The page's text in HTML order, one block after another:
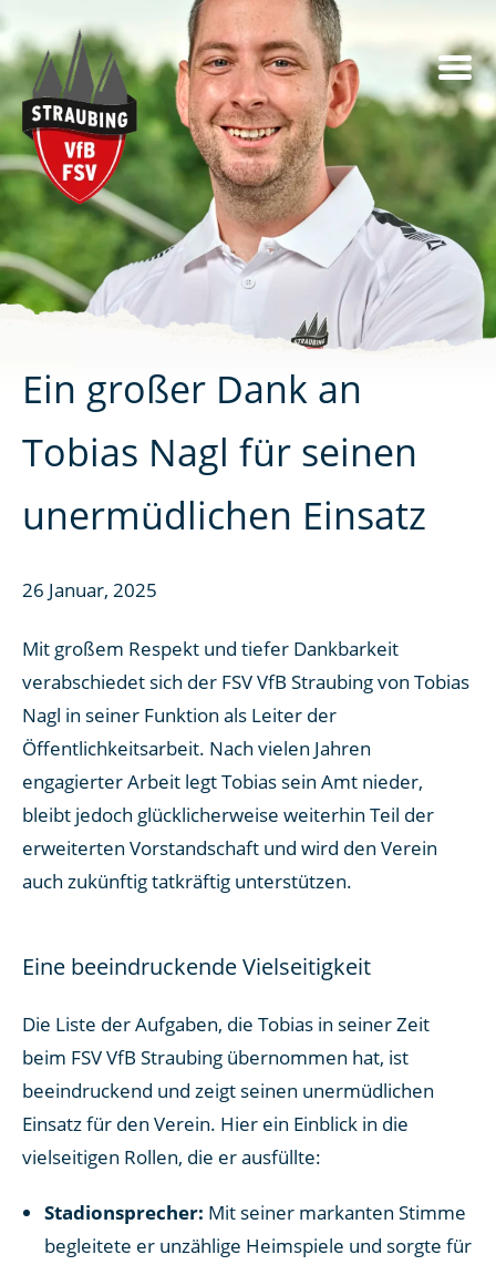
Skip
to
content
Ein großer Dank an
Tobias Nagl für seinen
unermüdlichen Einsatz
26 Januar, 2025
Mit großem Respekt und tiefer Dankbarkeit
verabschiedet sich der FSV VfB Straubing von Tobias
Nagl in seiner Funktion als Leiter der
Öffentlichkeitsarbeit. Nach vielen Jahren
engagierter Arbeit legt Tobias sein Amt nieder,
bleibt jedoch glücklicherweise weiterhin Teil der
erweiterten Vorstandschaft und wird den Verein
auch zukünftig tatkräftig unterstützen.
Eine beeindruckende Vielseitigkeit
Die Liste der Aufgaben, die Tobias in seiner Zeit
beim FSV VfB Straubing übernommen hat, ist
beeindruckend und zeigt seinen unermüdlichen
Einsatz für den Verein. Hier ein Einblick in die
vielseitigen Rollen, die er ausfüllte:
Stadionsprecher: Mit seiner markanten Stimme
begleitete er unzählige Heimspiele und sorgte für